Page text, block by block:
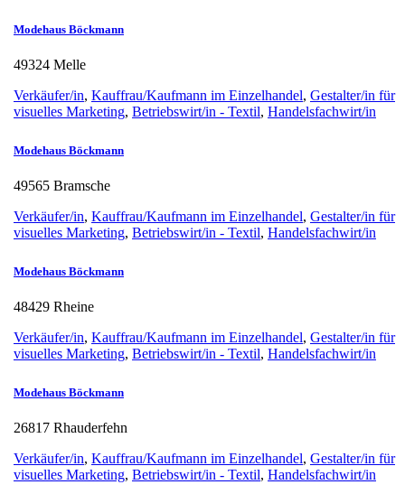
Modehaus Böckmann
49324 Melle
Verkäufer/in, Kauffrau/Kaufmann im Einzelhandel, Gestalter/in für
visuelles Marketing, Betriebswirt/in - Textil, Handelsfachwirt/in
Modehaus Böckmann
49565 Bramsche
Verkäufer/in, Kauffrau/Kaufmann im Einzelhandel, Gestalter/in für
visuelles Marketing, Betriebswirt/in - Textil, Handelsfachwirt/in
Modehaus Böckmann
48429 Rheine
Verkäufer/in, Kauffrau/Kaufmann im Einzelhandel, Gestalter/in für
visuelles Marketing, Betriebswirt/in - Textil, Handelsfachwirt/in
Modehaus Böckmann
26817 Rhauderfehn
Verkäufer/in, Kauffrau/Kaufmann im Einzelhandel, Gestalter/in für
visuelles Marketing, Betriebswirt/in - Textil, Handelsfachwirt/in